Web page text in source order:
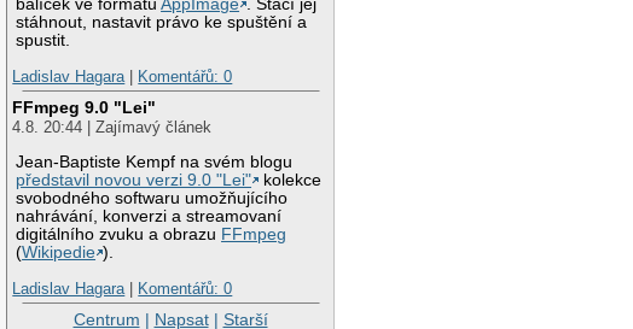
balíček ve formátuAppImage
. Stačí jej
stáhnout, nastavit právo ke spuštění a
spustit.
Ladislav Hagara | Komentářů: 0
FFmpeg 9.0 "Lei"
4.8. 20:44 | Zajímavý článek
Jean-Baptiste Kempf na svém blogu
představil novou verzi 9.0 "Lei"
kolekce
svobodného softwaru umožňujícího
nahrávání, konverzi a streamovaní
digitálního zvuku a obrazu FFmpeg
(Wikipedie ).
Ladislav Hagara | Komentářů: 0
Centrum | Napsat| Starší